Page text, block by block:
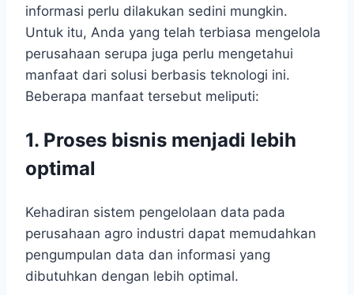
informasi perlu dilakukan sedini mungkin.
Untuk itu, Anda yang telah terbiasa mengelola
perusahaan serupa juga perlu mengetahui
manfaat dari solusi berbasis teknologi ini.
Beberapa manfaat tersebut meliputi:
1. Proses bisnis menjadi lebih
optimal
Kehadiran sistem pengelolaan data pada
perusahaan agro industri dapat memudahkan
pengumpulan data dan informasi yang
dibutuhkan dengan lebih optimal.